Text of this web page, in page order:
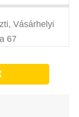
Vásárhelyi
67